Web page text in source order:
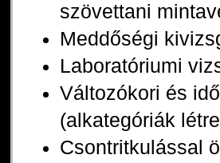
szövettani
Meddőségi
Laboratóriumi
Változókori és
(alkategóriák
Csontritkulással